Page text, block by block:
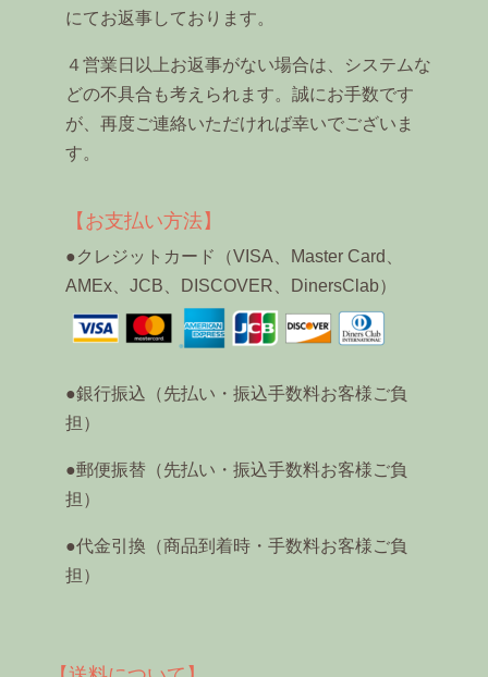
にてお返事しております。
４営業日以上お返事がない場合は、システムな
どの不具合も考えられます。誠にお手数です
が、再度ご連絡いただければ幸いでございま
す。
【お支払い方法】
●クレジットカード（VISA、Master Card、
AMEx、JCB、DISCOVER、DinersClab）
●銀行振込（先払い・振込手数料お客様ご負
担）
●郵便振替（先払い・振込手数料お客様ご負
担）
●代金引換（商品到着時・手数料お客様ご負
担）